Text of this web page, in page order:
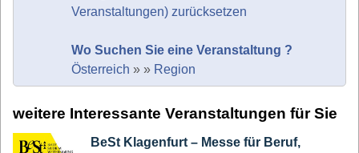
Veranstaltungen) zurücksetzen
Wo Suchen Sie eine Veranstaltung ?
Österreich » » Region
weitere Interessante Veranstaltungen für Sie
BeSt Klagenfurt – Messe für Beruf,